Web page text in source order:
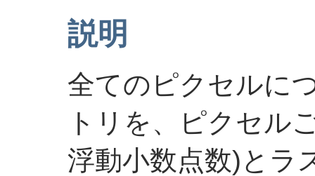
説明
全てのピクセルに
トリを、ピクセル
浮動小数点数)とラ